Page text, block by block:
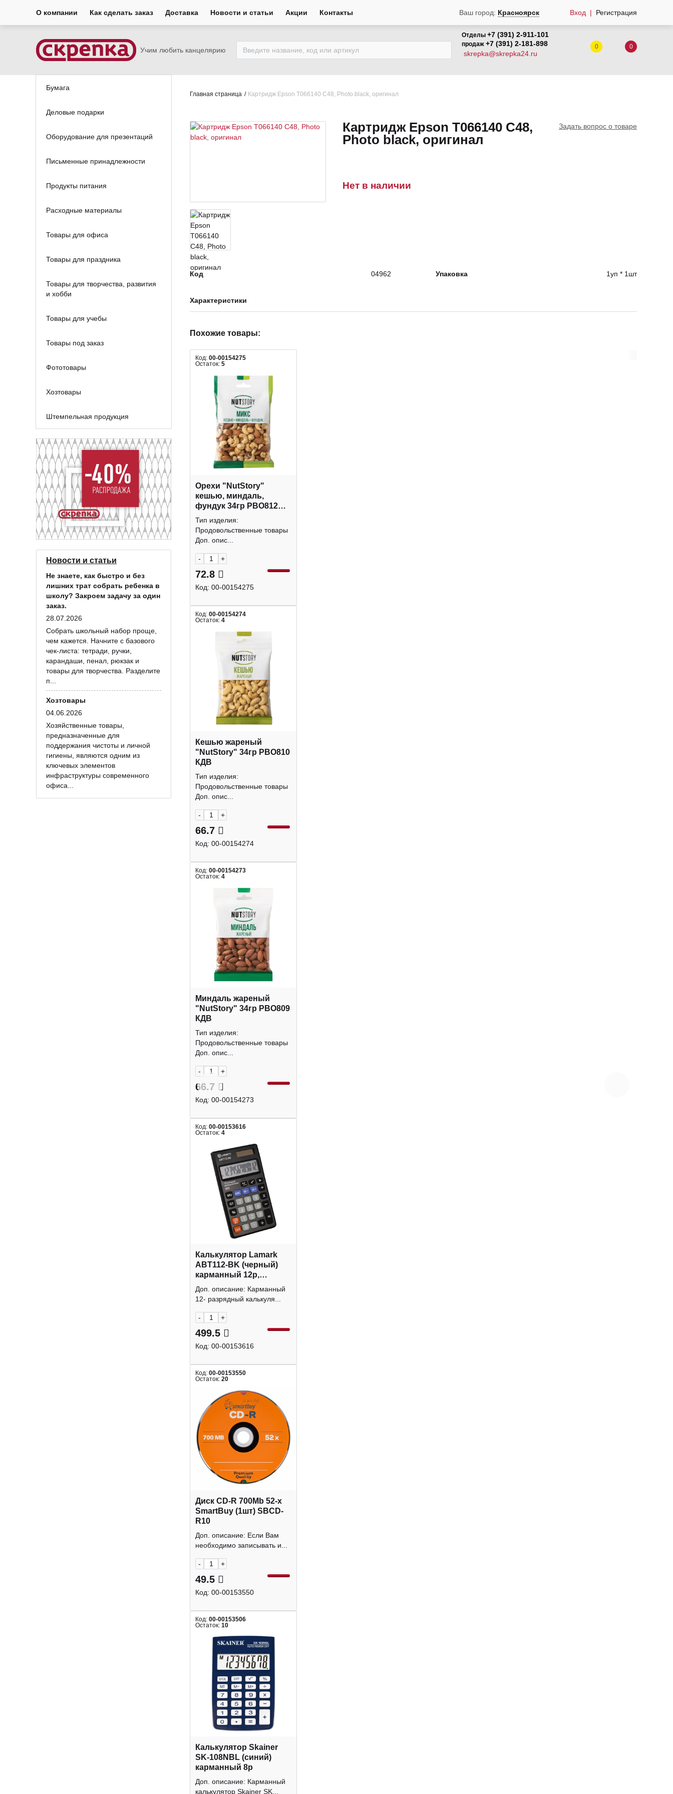
О компании Как сделать заказ Доставка Новости и статьи Акции Контакты Ваш город: Красноярск Вход Регистрация
Учим любить канцелярию
Отделы +7 (391) 2-911-101
продаж +7 (391) 2-181-898
skrepka@skrepka24.ru
0 0
Бумага
Деловые подарки
Оборудование для презентаций
Письменные принадлежности
Продукты питания
Расходные материалы
Товары для офиса
Товары для праздника
Товары для творчества, развития
и хобби
Товары для учебы
Товары под заказ
Фототовары
Хозтовары
Штемпельная продукция
Новости и статьи
Не знаете, как быстро и без
лишних трат собрать ребенка в
школу? Закроем задачу за один
заказ.
28.07.2026
Собрать школьный набор проще,
чем кажется. Начните с базового
чек-листа: тетради, ручки,
карандаши, пенал, рюкзак и
товары для творчества. Разделите
п...
Хозтовары
04.06.2026
Хозяйственные товары,
предназначенные для
поддержания чистоты и личной
гигиены, являются одним из
ключевых элементов
инфраструктуры современного
офиса...
Главная страница Картридж Epson T066140 C48, Photo black, оригинал
Картридж Epson T066140 C48,
Photo black, оригинал
Задать вопрос о товаре
Нет в наличии
Код 04962 Упаковка 1уп * 1шт
Характеристики
Похожие товары:
Код: 00-00154275
Остаток: 5
Орехи "NutStory"
кешью, миндаль,
фундук 34гр РВО812
КДВ
Тип изделия:
Продовольственные товары
Доп. опис...
- +
72.8
Код: 00-00154275
Код: 00-00154274
Остаток: 4
Кешью жареный
"NutStory" 34гр РВО810
КДВ
Тип изделия:
Продовольственные товары
Доп. опис...
- +
66.7
Код: 00-00154274
Код: 00-00154273
Остаток: 4
Миндаль жареный
"NutStory" 34гр РВО809
КДВ
Тип изделия:
Продовольственные товары
Доп. опис...
- +
66.7
Код: 00-00154273
Код: 00-00153616
Остаток: 4
Калькулятор Lamark
ABT112-BK (черный)
карманный 12р,
крышка
Доп. описание: Карманный
12- разрядный калькуля...
- +
499.5
Код: 00-00153616
Код: 00-00153550
Остаток: 20
Диск CD-R 700Mb 52-х
SmartBuy (1шт) SBCD-
R10
Доп. описание: Если Вам
необходимо записывать и...
- +
49.5
Код: 00-00153550
Код: 00-00153506
Остаток: 10
Калькулятор Skainer
SK-108NBL (синий)
карманный 8р
Доп. описание: Карманный
калькулятор Skainer SK...